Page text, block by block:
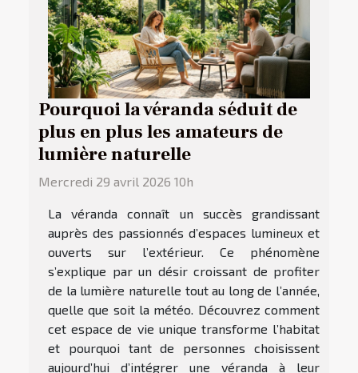
Pourquoi la véranda séduit de
plus en plus les amateurs de
lumière naturelle
Mercredi 29 avril 2026 10h
La véranda connaît un succès grandissant
auprès des passionnés d’espaces lumineux et
ouverts sur l’extérieur. Ce phénomène
s’explique par un désir croissant de profiter
de la lumière naturelle tout au long de l’année,
quelle que soit la météo. Découvrez comment
cet espace de vie unique transforme l’habitat
et pourquoi tant de personnes choisissent
aujourd’hui d’intégrer une véranda à leur